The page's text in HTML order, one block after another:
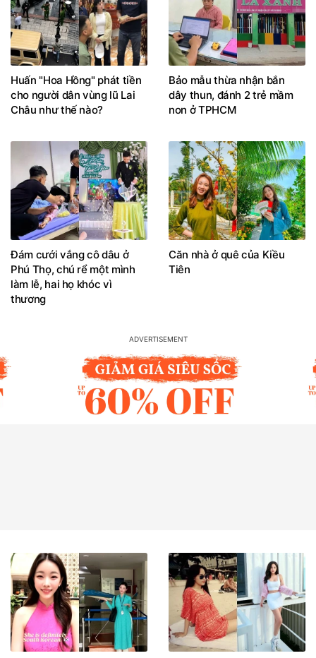
Huấn "Hoa Hồng" phát tiền
cho người dân vùng lũ Lai
Châu như thế nào?
Bảo mẫu thừa nhận bắn
dây thun, đánh 2 trẻ mầm
non ở TPHCM
Đám cưới vắng cô dâu ở
Phú Thọ, chú rể một mình
làm lễ, hai họ khóc vì
thương
Căn nhà ở quê của Kiều
Tiên